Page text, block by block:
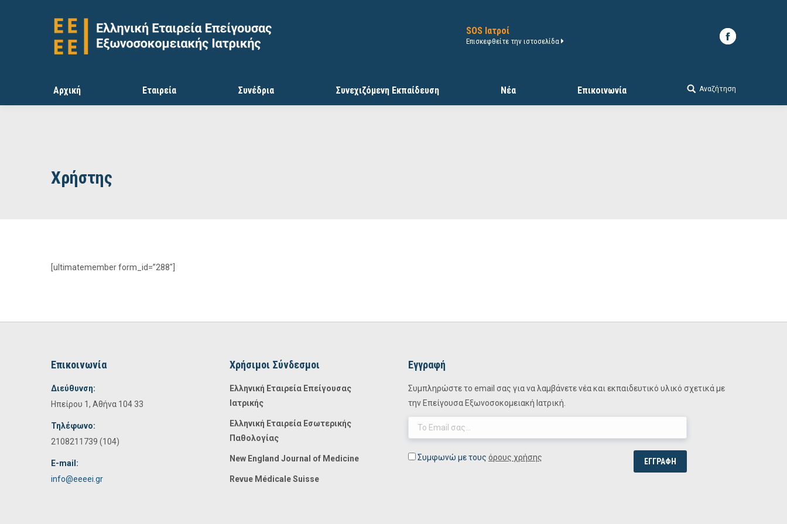
SOS Ιατροί
Επισκεφθείτε την ιστοσελίδα
Αρχική Εταιρεία Συνέδρια Συνεχιζόμενη Εκπαίδευση Νέα Επικοινωνία Search:Αναζήτηση
Χρήστης
[ultimatemember form_id=”288″]
Επικοινωνία
Διεύθυνση:
Ηπείρου 1, Αθήνα 104 33
Τηλέφωνο:
2108211739 (104)
E-mail:
info@eeeei.gr
Χρήσιμοι Σύνδεσμοι
Ελληνική Εταιρεία Επείγουσας
Ιατρικής
Ελληνική Εταιρεία Εσωτερικής
Παθολογίας
New England Journal of Medicine
Revue Médicale Suisse
Εγγραφή
Συμπληρώστε το email σας για να λαμβάνετε νέα και εκπαιδευτικό υλικό σχετικά με
την Επείγουσα Εξωνοσοκομειακή Ιατρική.
Συμφωνώ με τους όρους χρήσης